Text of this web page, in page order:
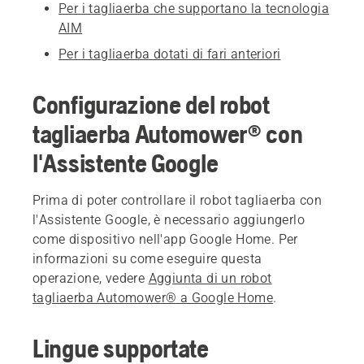
Per i tagliaerba che supportano la tecnologia
AIM
Per i tagliaerba dotati di fari anteriori
Configurazione del robot
tagliaerba Automower® con
l'Assistente Google
Prima di poter controllare il robot tagliaerba con
l'Assistente Google, è necessario aggiungerlo
come dispositivo nell'app Google Home. Per
informazioni su come eseguire questa
operazione, vedere Aggiunta di un robot
tagliaerba Automower® a Google Home.
Lingue supportate